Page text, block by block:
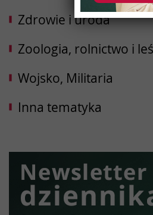
Zdrowie i uroda
Zoologia, rolnictwo i
Wojsko, Militaria
Inna tematyka